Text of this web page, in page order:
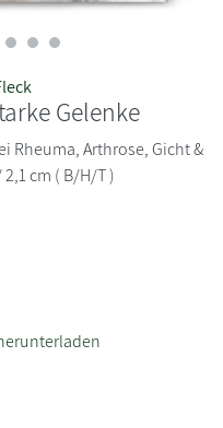
Gelenke
Rheuma, Arthrose, Gicht &
cm ( B/H/T )